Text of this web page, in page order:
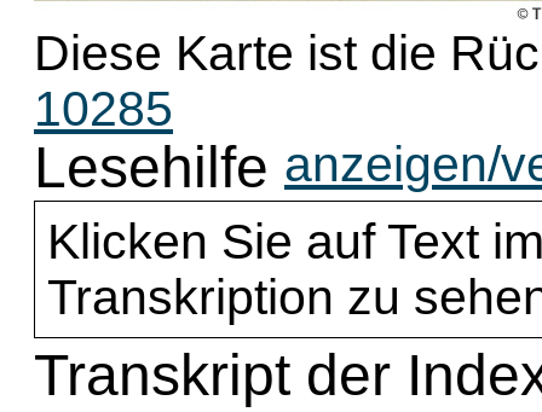
Diese Karte ist die
10285
Lesehilfe anzeigen/
Klicken Sie auf Text
Transkription zu
Transkript der